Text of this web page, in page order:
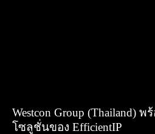
Westcon Group (Thailand)
โซลูชั่นของ EfficientIP